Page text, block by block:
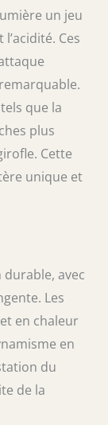
un jeu
Ces
que la
plus
Cette
unique et
avec
Les
en chaleur
en
du
de la